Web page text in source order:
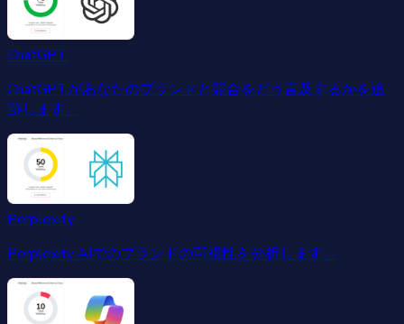
ChatGPT
ChatGPTがあなたのブランドと競合をどう言及するかを追
跡します。
Perplexity
Perplexity AIでのブランドの可視性を分析します。